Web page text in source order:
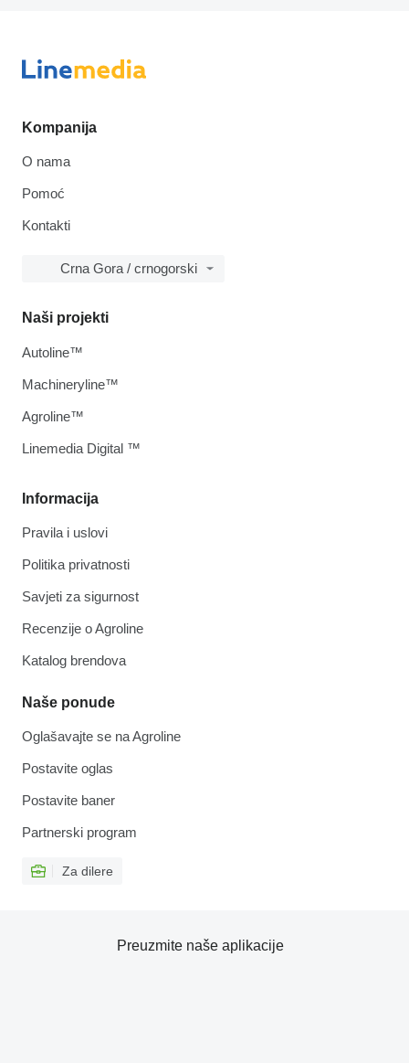
Kompanija
O nama
Pomoć
Kontakti
Crna Gora / crnogorski
Informacija
Pravila i uslovi
Politika privatnosti
Savjeti za sigurnost
Recenzije o Agroline
Katalog brendova
Naše ponude
Oglašavajte se na Agroline
Postavite oglas
Postavite baner
Partnerski program
Za dilere
Naši projekti
Autoline™
Machineryline™
Agroline™
Linemedia Digital ™
Preuzmite naše aplikacije